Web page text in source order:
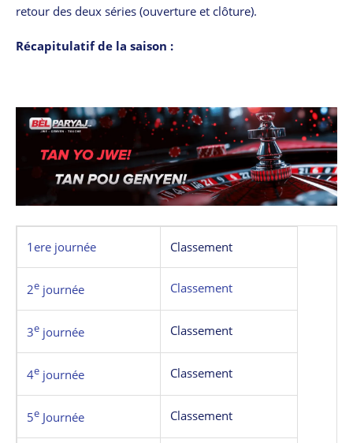
retour des deux séries (ouverture et clôture).
Récapitulatif de la saison :
1ere journée Classement
2e journée Classement
3e journée Classement
4e journée Classement
5e Journée Classement